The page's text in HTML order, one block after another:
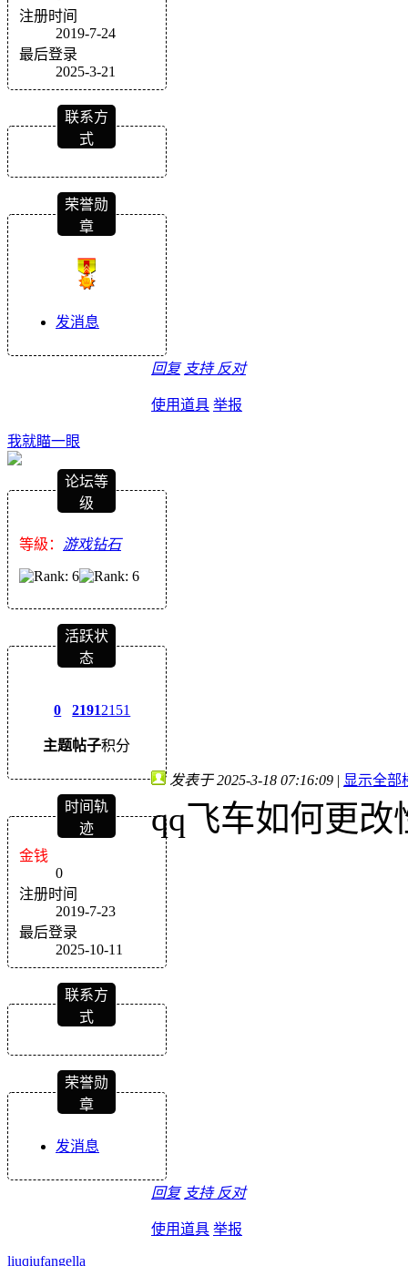
注册时间
2019-7-24
最后登录
2025-3-21
联系方
式
荣誉勋
章
发消息
回复 支持 反对
使用道具 举报
我就瞄一眼
论坛等
级
等級： 游戏钻石
活跃状
态
0
主题
2191
帖子
2151
积分
时间轨
迹
金钱
0
注册时间
2019-7-23
最后登录
2025-10-11
联系方
式
荣誉勋
章
发消息
发表于 2025-3-18 07:16:09 | 显示全部
qq飞车如何更改
回复 支持 反对
使用道具 举报
liuqiufangella